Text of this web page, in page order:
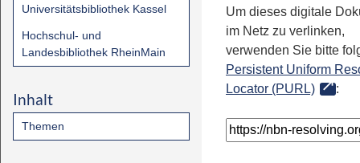
Universitätsbibliothek Kassel
Hochschul- und
Landesbibliothek RheinMain
Inhalt
Themen
Um dieses digitale
im Netz zu verlinken,
verwenden Sie bitte
Persistent Uniform
Locator (PURL)
: